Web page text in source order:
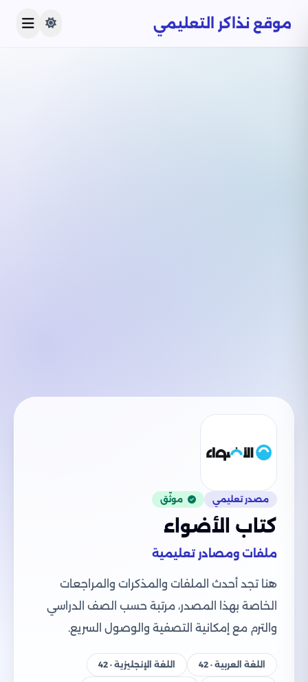
موقع نذاكر التعليمي
مصدر تعليمي موثّق
كتاب الأضواء
ملفات ومصادر تعليمية
هنا تجد أحدث الملفات والمذكرات والمراجعات
الخاصة بهذا المصدر، مرتبة حسب الصف الدراسي
والترم مع إمكانية التصفية والوصول السريع.
اللغة العربية · 42 اللغة الإنجليزية · 42